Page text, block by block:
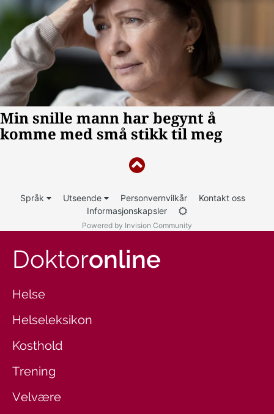
Språk Utseende Personvernvilkår
Kontakt oss
Informasjonskapsler
Powered by Invision Community
Doktoronline
Helse
Helseleksikon
Kosthold
Trening
Velvære